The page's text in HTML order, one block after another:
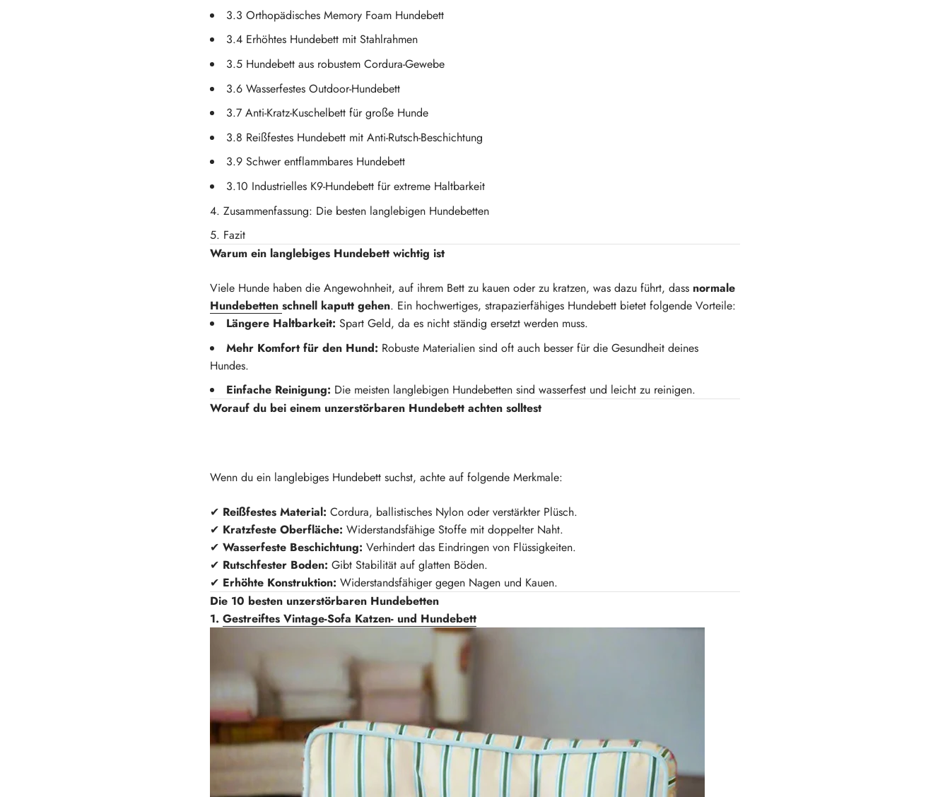
3.3 Orthopädisches Memory Foam Hundebett
3.4 Erhöhtes Hundebett mit Stahlrahmen
3.5 Hundebett aus robustem Cordura-Gewebe
3.6 Wasserfestes Outdoor-Hundebett
3.7 Anti-Kratz-Kuschelbett für große Hunde
3.8 Reißfestes Hundebett mit Anti-Rutsch-Beschichtung
3.9 Schwer entflammbares Hundebett
3.10 Industrielles K9-Hundebett für extreme Haltbarkeit
Zusammenfassung: Die besten langlebigen Hundebetten
Fazit
Warum ein langlebiges Hundebett wichtig ist
Viele Hunde haben die Angewohnheit, auf ihrem Bett zu kauen oder zu kratzen, was dazu führt, dass normale
Hundebetten schnell kaputt gehen. Ein hochwertiges, strapazierfähiges Hundebett bietet folgende Vorteile:
Längere Haltbarkeit: Spart Geld, da es nicht ständig ersetzt werden muss.
Mehr Komfort für den Hund: Robuste Materialien sind oft auch besser für die Gesundheit deines
Hundes.
Einfache Reinigung: Die meisten langlebigen Hundebetten sind wasserfest und leicht zu reinigen.
Worauf du bei einem unzerstörbaren Hundebett achten solltest
Wenn du ein langlebiges Hundebett suchst, achte auf folgende Merkmale:
✔ Reißfestes Material: Cordura, ballistisches Nylon oder verstärkter Plüsch.
✔ Kratzfeste Oberfläche: Widerstandsfähige Stoffe mit doppelter Naht.
✔ Wasserfeste Beschichtung: Verhindert das Eindringen von Flüssigkeiten.
✔ Rutschfester Boden: Gibt Stabilität auf glatten Böden.
✔ Erhöhte Konstruktion: Widerstandsfähiger gegen Nagen und Kauen.
Die 10 besten unzerstörbaren Hundebetten
1. Gestreiftes Vintage-Sofa Katzen- und Hundebett